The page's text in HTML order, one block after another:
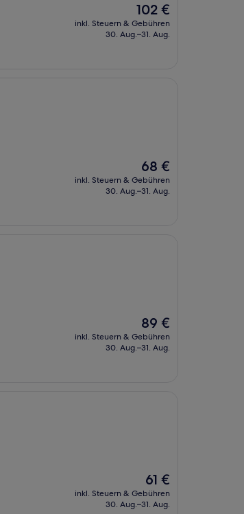
Der
Preis
beträgt
102 €
inkl. Steuern & Gebühren
30. Aug.–31. Aug.
Der
Preis
beträgt
68 €
inkl. Steuern & Gebühren
30. Aug.–31. Aug.
Der
Preis
beträgt
89 €
inkl. Steuern & Gebühren
30. Aug.–31. Aug.
Der
Preis
beträgt
61 €
inkl. Steuern & Gebühren
30. Aug.–31. Aug.